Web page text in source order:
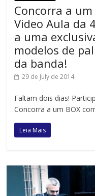
Concorra a um
Video Aula da
a uma
modelos de
da banda!
29 de July de 2014
Faltam dois dias!
Concorra a um BOX
Leia Mais